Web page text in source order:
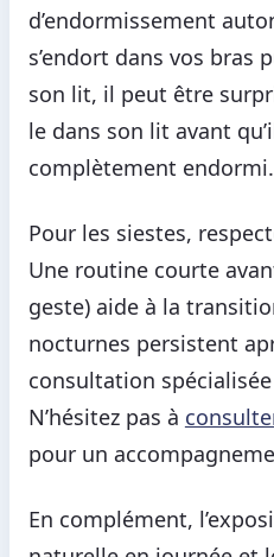
d’endormissement
s’endort dans vos bras
son lit, il peut être
le dans son lit avant
complètement endormi.
Pour les siestes,
Une routine courte
geste) aide à la
nocturnes persistent
consultation
N’hésitez pas à
pour un
En complément,